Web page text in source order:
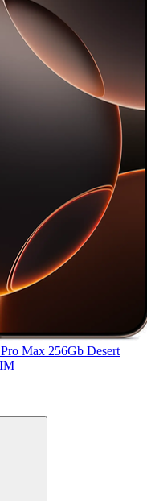
Max 256Gb Desert